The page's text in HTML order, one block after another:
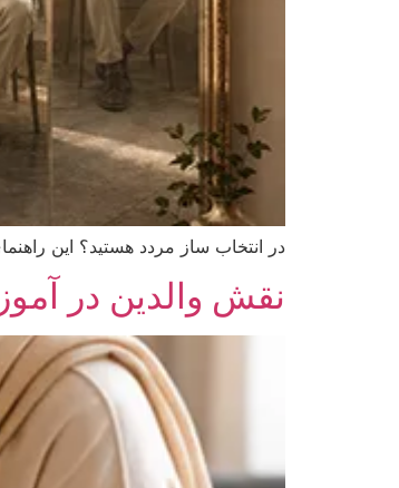
در انتخاب ساز مردد هستید؟ این
نقش والدین در